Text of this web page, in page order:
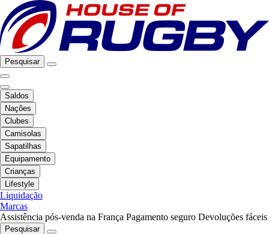
Pesquisar
Saldos
Nações
Clubes
Camisolas
Sapatilhas
Equipamento
Crianças
Lifestyle
Liquidação
Marcas
Assistência pós-venda na França Pagamento seguro Devoluções fáceis
Pesquisar